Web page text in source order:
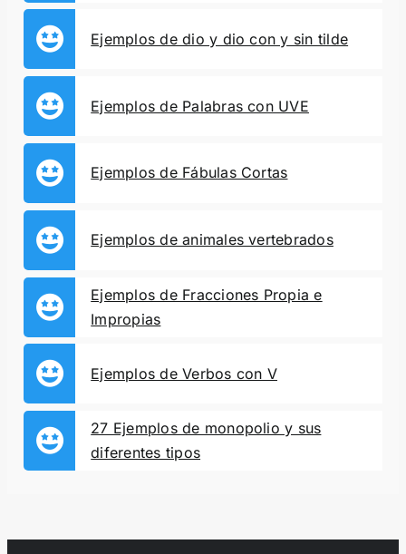
Ejemplos de dio y dio con y sin tilde
Ejemplos de Palabras con UVE
Ejemplos de Fábulas Cortas
Ejemplos de animales vertebrados
Ejemplos de Fracciones Propia e
Impropias
Ejemplos de Verbos con V
27 Ejemplos de monopolio y sus
diferentes tipos